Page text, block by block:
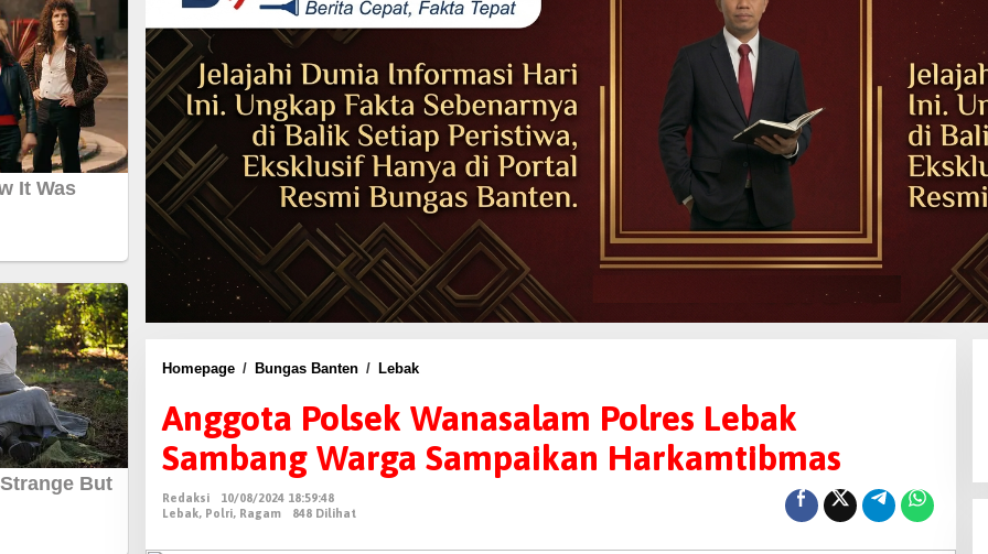
Homepage / Bungas Banten / Lebak
g
g
o
Anggota Polsek Wanasalam Polres Lebak
Sambang Warga Sampaikan Harkamtibmas
Redaksi
10/08/2024 18:59:48
Lebak, Polri, Ragam 848 Dilihat